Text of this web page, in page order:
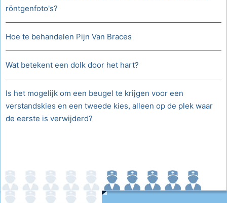
röntgenfoto's?
Hoe te behandelen Pijn Van Braces
Wat betekent een dolk door het hart?
Is het mogelijk om een ​​beugel te krijgen voor een
verstandskies en een tweede kies, alleen op de plek waar
de eerste is verwijderd?